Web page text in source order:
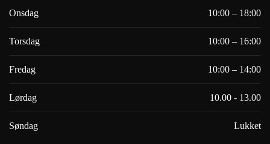
Onsdag 10:00 – 18:00
Torsdag 10:00 – 16:00
Fredag 10:00 – 14:00
Lørdag 10.00 - 13.00
Søndag Lukket